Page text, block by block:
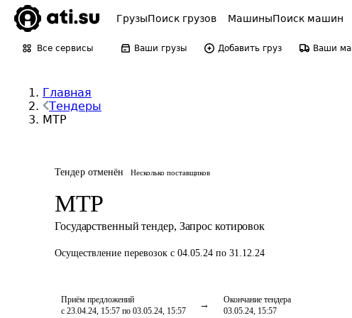
ГрузыПоиск грузов МашиныПоиск машин
Все сервисы Ваши грузы Добавить груз Ваши
Главная
Тендеры
МТР
Тендер отменён Несколько поставщиков
МТР
Государственный тендер, Запрос котировок
Осуществление перевозок с 04.05.24 по 31.12.24
Приём предложений
с 23.04.24, 15:57 по 03.05.24, 15:57
Окончание тендера
03.05.24, 15:57